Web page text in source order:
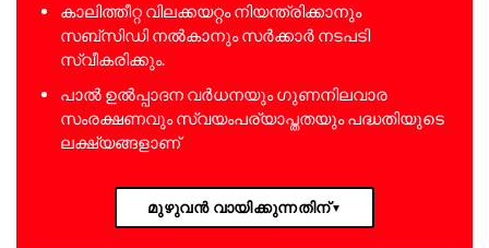
കാലിത്തീറ്റ വിലക്കയറ്റം നിയന്ത്രിക്കാനും
സബ്‌സിഡി നൽകാനും സർക്കാർ നടപടി
സ്വീകരിക്കും.
പാൽ ഉൽപ്പാദന വർധനയും ഗുണനിലവാര
സംരക്ഷണവും സ്വയംപര്യാപ്തതയും പദ്ധതിയുടെ
ലക്ഷ്യങ്ങളാണ്
മുഴുവൻ വായിക്കുന്നതിന്▼